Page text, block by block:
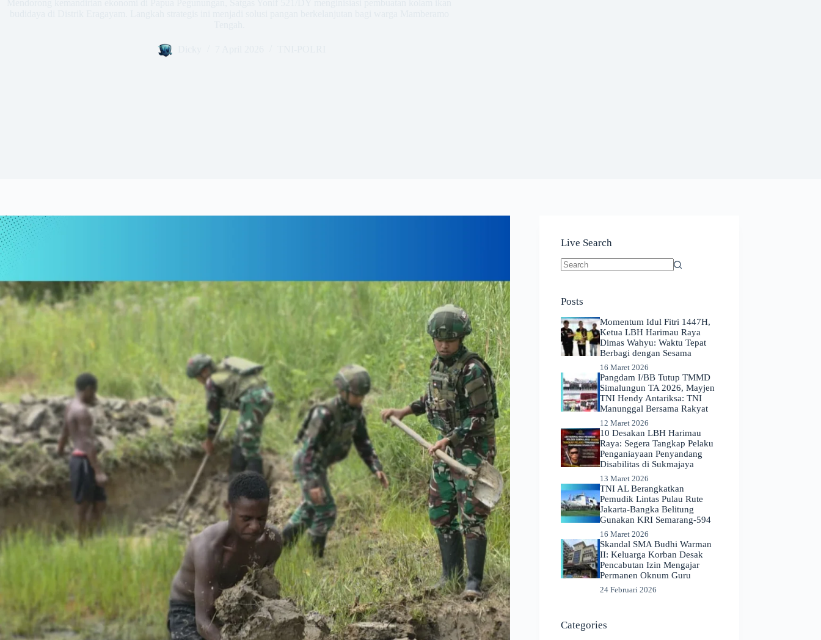
Live Search
Posts
Momentum Idul Fitri 1447H,
Ketua LBH Harimau Raya
Dimas Wahyu: Waktu Tepat
Berbagi dengan Sesama
16 Maret 2026
Pangdam I/BB Tutup TMMD
Simalungun TA 2026, Mayjen
TNI Hendy Antariksa: TNI
Manunggal Bersama Rakyat
12 Maret 2026
​10 Desakan LBH Harimau
Raya: Segera Tangkap Pelaku
Penganiayaan Penyandang
Disabilitas di Sukmajaya
13 Maret 2026
TNI AL Berangkatkan
Pemudik Lintas Pulau Rute
Jakarta-Bangka Belitung
Gunakan KRI Semarang-594
16 Maret 2026
Skandal SMA Budhi Warman
II: Keluarga Korban Desak
Pencabutan Izin Mengajar
Permanen Oknum Guru
24 Februari 2026
Categories